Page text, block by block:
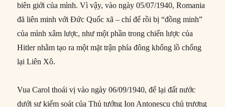
biên giới của mình. Vì vậy, vào ngày 05/07/1940, Romania
đã liên minh với Đức Quốc xã – chỉ để rồi bị “đồng minh”
của mình xâm lược, như một phần trong chiến lược của
Hitler nhằm tạo ra một mặt trận phía đông khổng lồ chống
lại Liên Xô.
Vua Carol thoái vị vào ngày 06/09/1940, để lại đất nước
dưới sự kiểm soát của Thủ tướng Ion Antonescu chủ trương